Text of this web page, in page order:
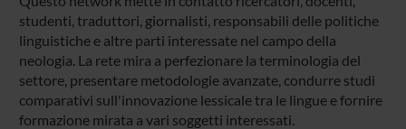
studenti, traduttori, giornalisti, responsabili delle politiche
linguistiche e altre parti interessate nel campo della
neologia. La rete mira a perfezionare la terminologia del
settore, presentare metodologie avanzate, condurre studi
comparativi sull'innovazione lessicale tra le lingue e fornire
formazione mirata a vari soggetti interessati.